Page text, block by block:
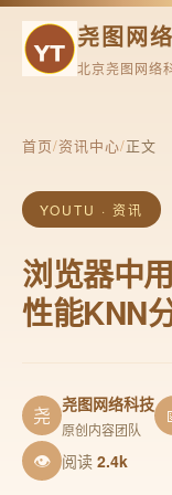
尧图网
北京尧图网络
首页/资讯中心/正文
YOUTU · 资讯
浏览器中
性能KNN
尧 尧图网络科技
原创内容团队
👁 阅读 2.4k